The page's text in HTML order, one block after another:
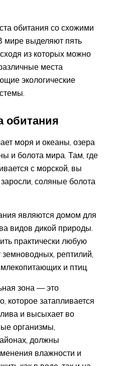
обитания со схожими
мире выделяют пять
из которых можно
места
экологические
обитания
моря и океаны, озера
и болота мира. Там, где
с морской, вы
соляные болота
являются домом для
видов дикой природы.
практически любую
рептилий,
и птиц.
зона — это
которое затапливается
и высыхает во
организмы,
должны
влажности и